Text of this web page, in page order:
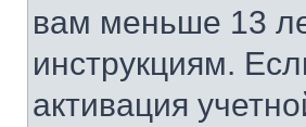
вам меньше 13
инструкциям.
активация